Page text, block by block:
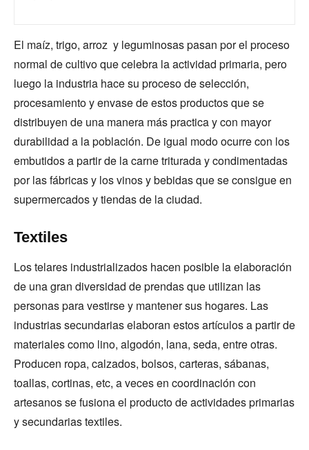
El maíz, trigo, arroz y leguminosas pasan por el proceso
normal de cultivo que celebra la actividad primaria, pero
luego la industria hace su proceso de selección,
procesamiento y envase de estos productos que se
distribuyen de una manera más practica y con mayor
durabilidad a la población. De igual modo ocurre con los
embutidos a partir de la carne triturada y condimentadas
por las fábricas y los vinos y bebidas que se consigue en
supermercados y tiendas de la ciudad.
Textiles
Los telares industrializados hacen posible la elaboración
de una gran diversidad de prendas que utilizan las
personas para vestirse y mantener sus hogares. Las
industrias secundarias elaboran estos artículos a partir de
materiales como lino, algodón, lana, seda, entre otras.
Producen ropa, calzados, bolsos, carteras, sábanas,
toallas, cortinas, etc, a veces en coordinación con
artesanos se fusiona el producto de actividades primarias
y secundarias textiles.